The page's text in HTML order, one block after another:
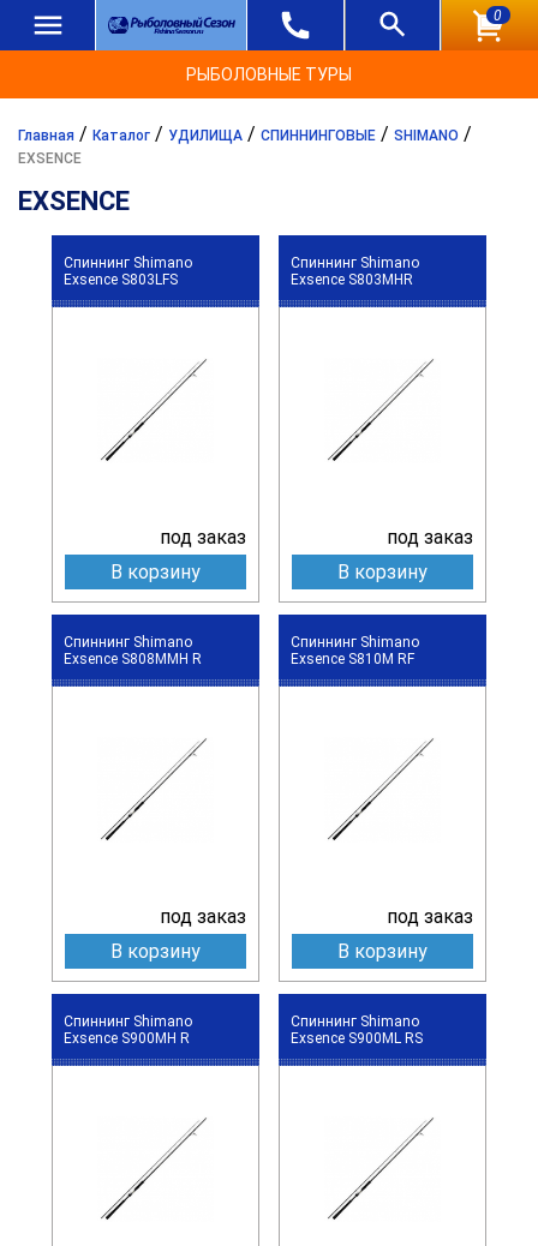
0
РЫБОЛОВНЫЕ ТУРЫ
Главная / Каталог / УДИЛИЩА / СПИННИНГОВЫЕ / SHIMANO /
EXSENCE
EXSENCE
Спиннинг Shimano
Exsence S803LFS
под заказ
В корзину
Спиннинг Shimano
Exsence S803MHR
под заказ
В корзину
Спиннинг Shimano
Exsence S808MMH R
под заказ
В корзину
Спиннинг Shimano
Exsence S810M RF
под заказ
В корзину
Спиннинг Shimano
Exsence S900MH R
Спиннинг Shimano
Exsence S900ML RS